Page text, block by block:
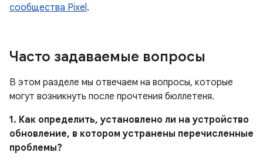
сообщества Pixel.
Часто задаваемые вопросы
В этом разделе мы отвечаем на вопросы, которые
могут возникнуть после прочтения бюллетеня.
1. Как определить, установлено ли на устройство
обновление, в котором устранены перечисленные
проблемы?